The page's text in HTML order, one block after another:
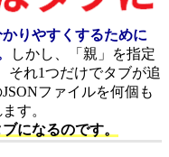
りやすくするために
しかし、「親」を指定
それ1つだけでタブが追
ファイルを何個も
す。
になるのです。